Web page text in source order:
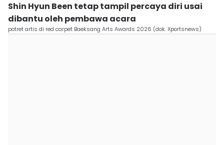
Shin Hyun Been tetap tampil percaya diri usai
dibantu oleh pembawa acara
potret artis di red carpet Baeksang Arts Awards 2026 (dok. Xportsnews)